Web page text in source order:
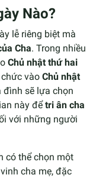
Nào?
lễ riêng biệt mà
Cha. Trong nhiều
Chủ nhật thứ hai
vào Chủ nhật
đình sẽ lựa chọn
này đểtri ân cha
với những người
có thể chọn một
cha mẹ, đặc